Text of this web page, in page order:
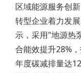
区域能源服务创新
转型企业着力发
示，采用"地源热
合能效提升28%
年度碳减排量达